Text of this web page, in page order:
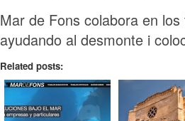
Mar de Fons colabora en
ayudando al desmonte i
Related posts: